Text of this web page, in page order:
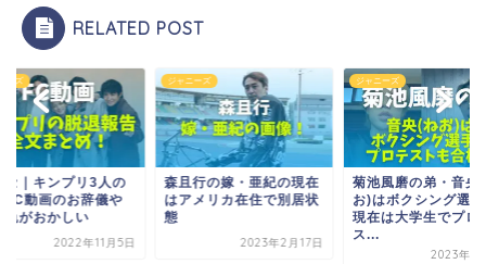
RELATED POST
ーズ
セ｜キンプリ3人の
FC動画のお辞儀や
色がおかしい
2022年11月5日
ジャニーズ
森且行の嫁・亜紀の現在
はアメリカ在住で別居状
態
2023年2月17日
ジャニーズ
菊池風磨の弟・音央
お)はボクシング選
現在は大学生でプロ
ス...
2023年1